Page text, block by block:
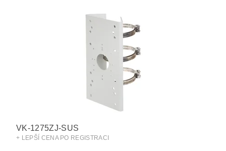
VK-1275ZJ-SUS
+ LEPŠÍ CENA PO REGISTRACI